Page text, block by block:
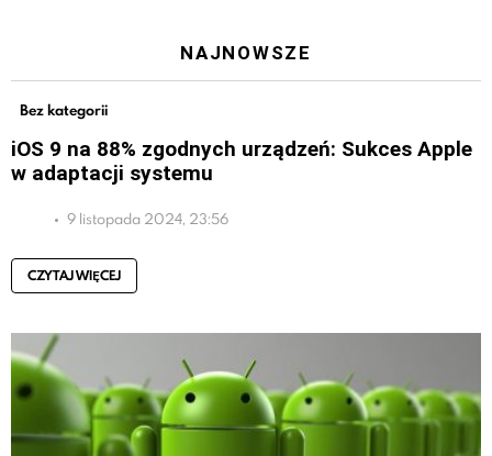
NAJNOWSZE
Bez kategorii
iOS 9 na 88% zgodnych urządzeń: Sukces Apple
w adaptacji systemu
9 listopada 2024, 23:56
CZYTAJ WIĘCEJ